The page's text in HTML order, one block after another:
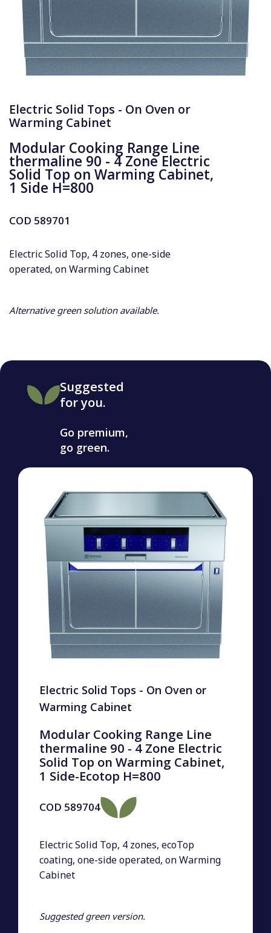
Electric Solid Tops - On Oven or
Warming Cabinet
Modular Cooking Range Line
thermaline 90 - 4 Zone Electric
Solid Top on Warming Cabinet,
1 Side H=800
COD 589701
Electric Solid Top, 4 zones, one-side
operated, on Warming Cabinet
Alternative green solution available.
Suggested
for you.
Go premium,
go green.
Electric Solid Tops - On Oven or
Warming Cabinet
Modular Cooking Range Line
thermaline 90 - 4 Zone Electric
Solid Top on Warming Cabinet,
1 Side-Ecotop H=800
COD 589704
Electric Solid Top, 4 zones, ecoTop
coating, one-side operated, on Warming
Cabinet
Suggested green version.